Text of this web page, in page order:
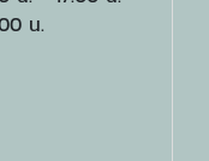
น.